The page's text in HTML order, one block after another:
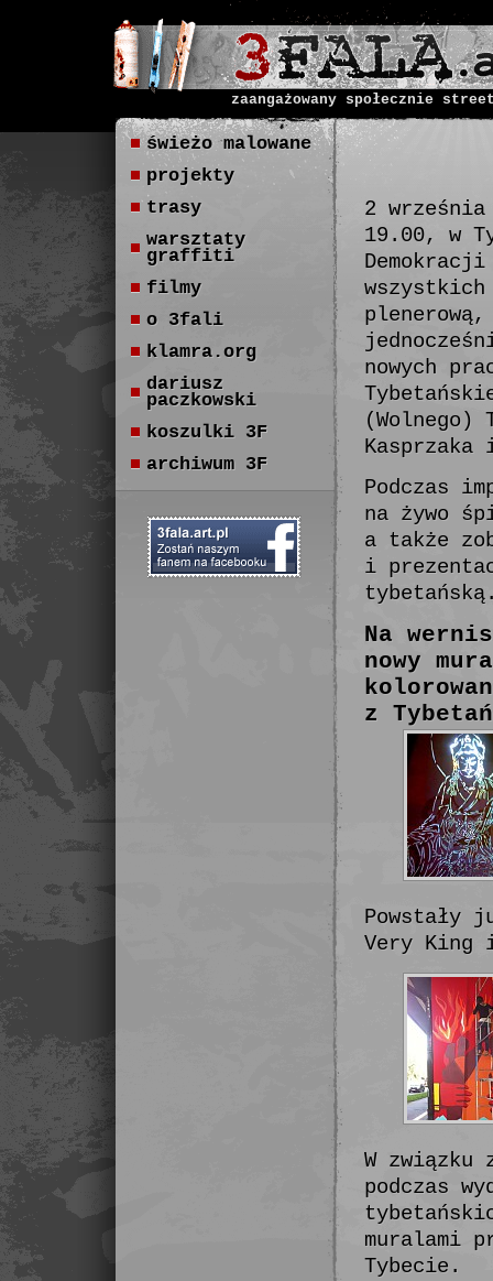
zaangażowany społecznie
2
19.00, w
Demokracji
wszystkich
nowych
Podczas
na żywo
a także
i
Na
nowy
z
Powstały
Very King i
W związku
podczas
muralami
Tybecie.
świeżo malowane
projekty
trasy
warsztaty
graffiti
filmy
o 3fali
klamra.org
dariusz
paczkowski
koszulki 3F
archiwum 3F